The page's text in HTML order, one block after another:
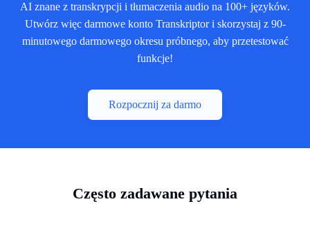
AI znane z transkrypcji i tłumaczenia audio na 100+ języków.
Utwórz więc darmowe konto Transkriptor i skorzystaj z 90-
minutowego darmowego okresu próbnego, aby przetestować
funkcje!
Rozpocznij za darmo
Często zadawane pytania